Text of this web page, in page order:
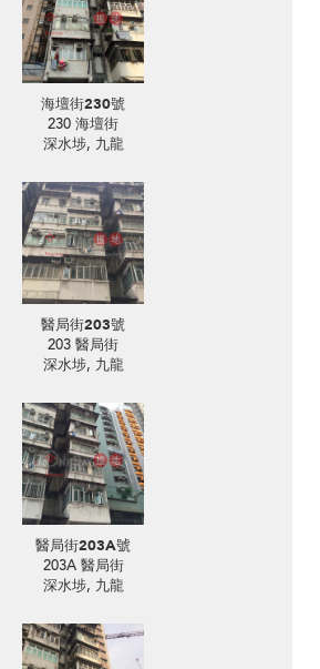
海壇街230號
230 海壇街
深水埗, 九龍
醫局街203號
203 醫局街
深水埗, 九龍
醫局街203A號
203A 醫局街
深水埗, 九龍